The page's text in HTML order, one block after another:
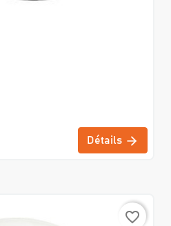
Détails
favorite_border